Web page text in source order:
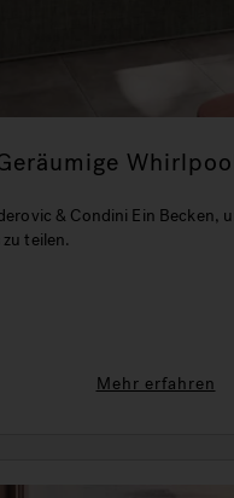
& Condini Ein Becken,
teilen.
Mehr erfahren